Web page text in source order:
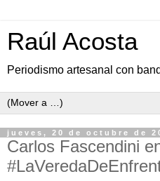
Raúl Acosta
Periodismo artesanal con
jueves, 20 de octubre de
Carlos Fascendini